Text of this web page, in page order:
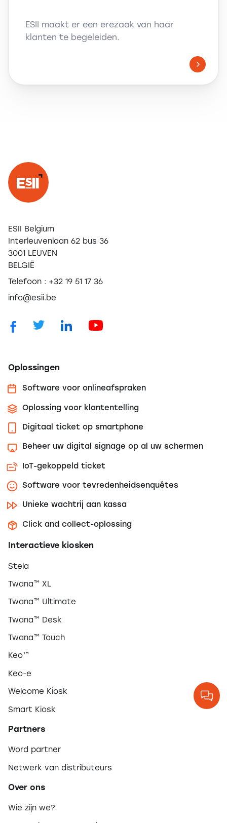
ESII maakt er een erezaak van haar
klanten te begeleiden.
ESII Belgium
Interleuvenlaan 62 bus 36
3001 LEUVEN
BELGIË
Telefoon : +32 19 51 17 36
info@esii.be
Oplossingen
Software voor onlineafspraken
Oplossing voor klantentelling
Digitaal ticket op smartphone
Beheer uw digital signage op al uw schermen
IoT-gekoppeld ticket
Software voor tevredenheidsenquêtes
Unieke wachtrij aan kassa
Click and collect-oplossing
Interactieve kiosken
Stela
Twana™ XL
Twana™ Ultimate
Twana™ Desk
Twana™ Touch
Keo™
Keo-e
Welcome Kiosk
Smart Kiosk
Partners
Word partner
Netwerk van distributeurs
Over ons
Wie zijn we?